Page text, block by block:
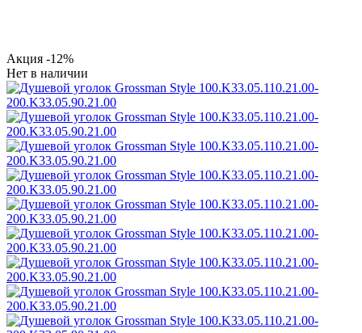
Акция -12%
Нет в наличии